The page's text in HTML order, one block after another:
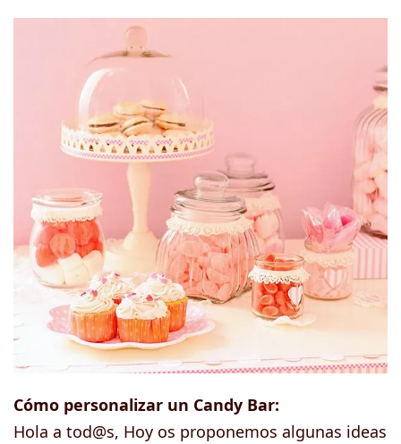
Cómo personalizar un Candy Bar:
Hola a tod@s, Hoy os proponemos algunas ideas